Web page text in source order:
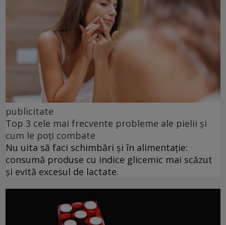
publicitate
Top 3 cele mai frecvente probleme ale pielii și
cum le poți combate
Nu uita să faci schimbări și în alimentație:
consumă produse cu indice glicemic mai scăzut
și evită excesul de lactate.